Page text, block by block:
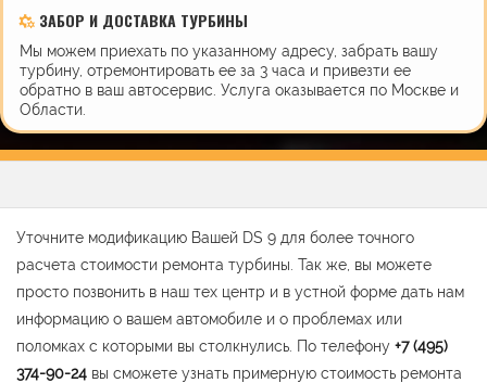
ЗАБОР И ДОСТАВКА ТУРБИНЫ
Мы можем приехать по указанному адресу, забрать вашу
турбину, отремонтировать ее за 3 часа и привезти ее
обратно в ваш автосервис. Услуга оказывается по Москве и
Области.
Уточните модификацию Вашей DS 9 для более точного
расчета стоимости ремонта турбины. Так же, вы можете
просто позвонить в наш тех центр и в устной форме дать нам
информацию о вашем автомобиле и о проблемах или
поломках с которыми вы столкнулись. По телефону +7 (495)
374-90-24 вы сможете узнать примерную стоимость ремонта